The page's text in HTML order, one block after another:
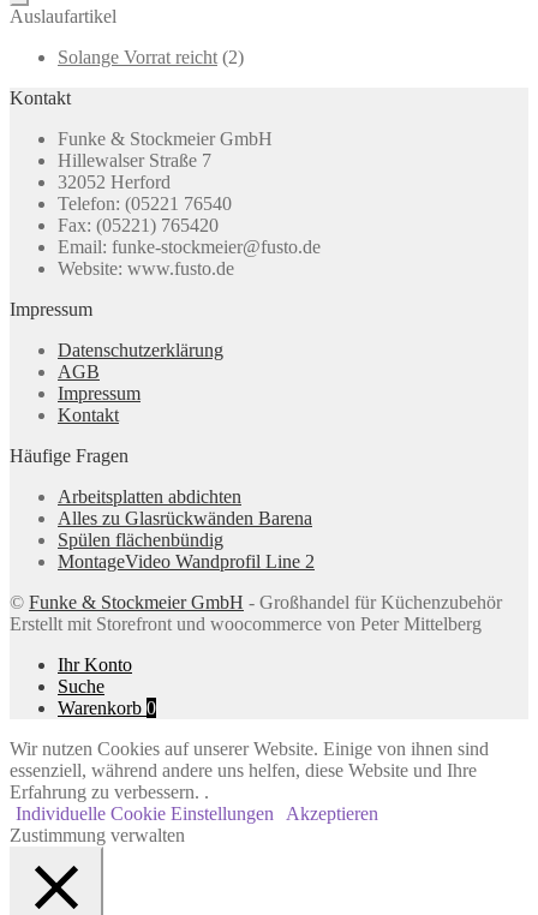
Auslaufartikel
Solange Vorrat reicht (2)
Kontakt
Funke & Stockmeier GmbH
Hillewalser Straße 7
32052 Herford
Telefon: (05221 76540
Fax: (05221) 765420
Email: funke-stockmeier@fusto.de
Website: www.fusto.de
Impressum
Datenschutzerklärung
AGB
Impressum
Kontakt
Häufige Fragen
Arbeitsplatten abdichten
Alles zu Glasrückwänden Barena
Spülen flächenbündig
MontageVideo Wandprofil Line 2
© Funke & Stockmeier GmbH - Großhandel für Küchenzubehör
Erstellt mit Storefront und woocommerce von Peter Mittelberg
Ihr Konto
Suche
Warenkorb 0
Wir nutzen Cookies auf unserer Website. Einige von ihnen sind
essenziell, während andere uns helfen, diese Website und Ihre
Erfahrung zu verbessern. .
Individuelle Cookie Einstellungen
Akzeptieren
Zustimmung verwalten